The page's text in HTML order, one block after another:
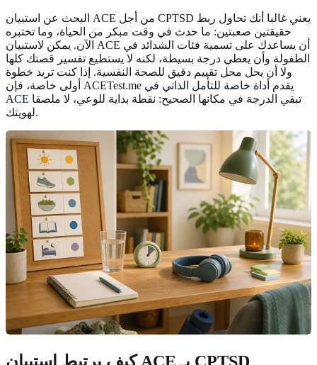
البحث عن استبيان ACE من أجل CPTSD يعني غالبا أنك تحاول ربط
حقيقتين صعبتين: ما حدث في وقت مبكر من الحياة، وما تختبره
الآن. يمكن لاستبيان ACE أن يساعدك على تسمية فئات الشدائد في
الطفولة وأن يعطي درجة بسيطة، لكنه لا يستطيع تفسير قصتك كلها
ولا أن يحل محل تقييم دقيق للصحة النفسية. إذا كنت تريد خطوة
أولى خاصة، فإن ACETest.me يقدم أداة خاصة للتأمل الذاتي في
ACE
لهويتك.
كيف يرتبط استبيان ACE بـ CPTSD